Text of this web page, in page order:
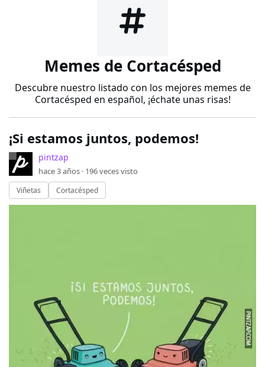
Memes de Cortacésped
Descubre nuestro listado con los mejores memes de
Cortacésped en español, ¡échate unas risas!
¡Si estamos juntos, podemos!
pintzap
hace 3 años · 196veces visto
Viñetas Cortacésped